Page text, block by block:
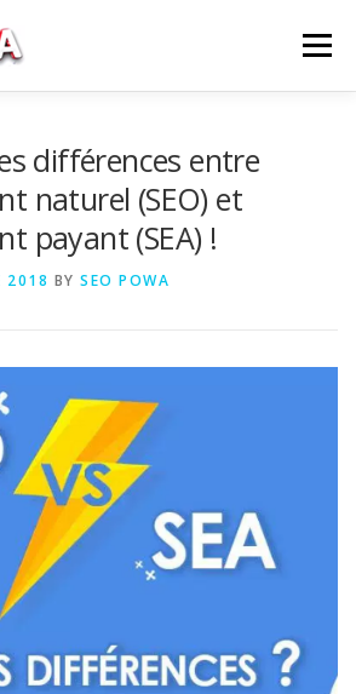
Menu
CONTACTEZ MOI
différences entre
naturel (SEO) et
payant (SEA) !
2018 BY SEO POWA